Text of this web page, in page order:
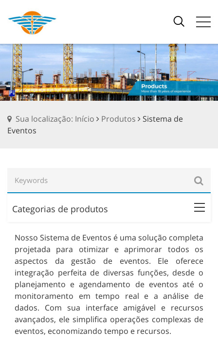
Sua localização: Início Produtos
Sistema de
Eventos
Categorias de produtos
Nosso Sistema de Eventos é uma solução completa
projetada para otimizar e aprimorar todos os
aspectos da gestão de eventos. Ele oferece
integração perfeita de diversas funções, desde o
planejamento e agendamento de eventos até o
monitoramento em tempo real e a análise de
dados. Com sua interface amigável e recursos
avançados, ele simplifica operações complexas de
eventos, economizando tempo e recursos.